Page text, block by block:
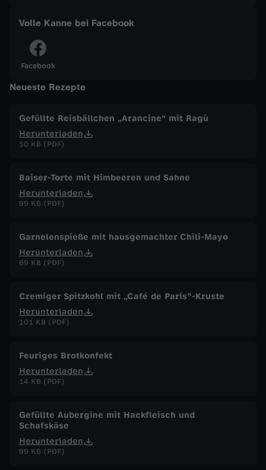
a
n
n
e
v
o
m
.
e
e
b
e
Volle Kanne bei Facebook
Facebook
Neueste Rezepte
Gefüllte Reisbällchen „Arancine“ mit Ragù
Herunterladen
50 KB (PDF)
Baiser-Torte mit Himbeeren und Sahne
Herunterladen
99 KB (PDF)
Garnelenspieße mit hausgemachter Chili-Mayo
Herunterladen
69 KB (PDF)
Cremiger Spitzkohl mit „Café de Paris"-Kruste
Herunterladen
101 KB (PDF)
Feuriges Brotkonfekt
Herunterladen
14 KB (PDF)
Gefüllte Aubergine mit Hackfleisch und
Schafskäse
Herunterladen
99 KB (PDF)